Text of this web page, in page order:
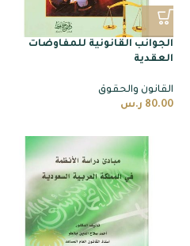
الجوانب القانونية للمفاوضات
العقدية
القانون والحقوق
80.00 ر.س